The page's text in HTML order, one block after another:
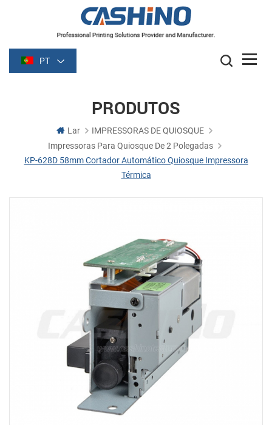
PT
PRODUTOS
Lar
IMPRESSORAS DE QUIOSQUE
Impressoras Para Quiosque De 2 Polegadas
KP-628D 58mm Cortador Automático Quiosque Impressora
Térmica